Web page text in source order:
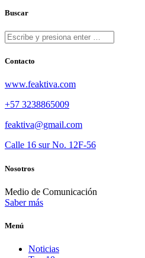
Buscar
Contacto
www.feaktiva.com
+57 3238865009
feaktiva@gmail.com
Calle 16 sur No. 12F-56
Nosotros
Medio de Comunicación
Saber más
Menú
Noticias